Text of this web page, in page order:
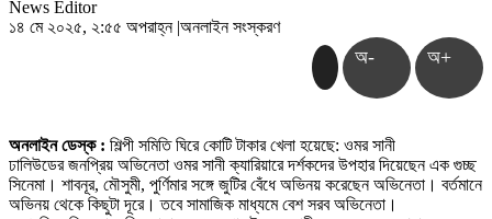
News Editor
১৪ মে ২০২৫, ২:৫৫ অপরাহ্ন |অনলাইন সংস্করণ
অ- অ+
অনলাইন ডেস্ক : শিল্পী সমিতি ঘিরে কোটি টাকার খেলা হয়েছে: ওমর সানী
ঢালিউডের জনপ্রিয় অভিনেতা ওমর সানী ক্যারিয়ারে দর্শকদের উপহার দিয়েছেন এক গুচ্ছ
সিনেমা। শাবনূর, মৌসুমী, পুর্ণিমার সঙ্গে জুটির বেঁধে অভিনয় করেছেন অভিনেতা। বর্তমানে
অভিনয় থেকে কিছুটা দূরে। তবে সামাজিক মাধ্যমে বেশ সরব অভিনেতা।